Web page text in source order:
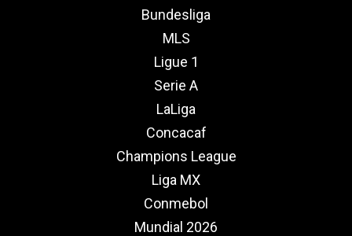
Bundesliga
MLS
Ligue 1
Serie A
LaLiga
Concacaf
Champions League
Liga MX
Conmebol
Mundial 2026